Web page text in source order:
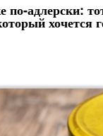
по‑адлерски:
хочется